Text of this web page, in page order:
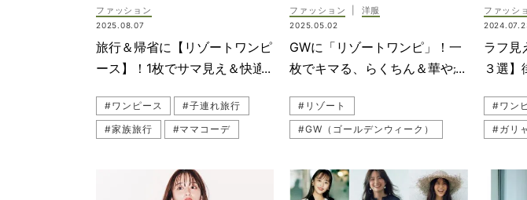
#水際ファッション
#シャツコーデ
#海外旅行
#子連れ旅行
#リゾートワンピ
ファッション
2025.08.07
旅行＆帰省に【リゾートワンピ
ース】！1枚でサマ見え＆快適
#ワンピース
#子連れ旅行
#家族旅行
#ママコーデ
#ワンピースコーデ
ファッション 洋服
2025.05.02
GWに「リゾートワンピ」！一
枚でキマる、らくちん＆華やか
#リゾート
#GW（ゴールデンウィーク）
#カジュアルコーデ
ファッシ
ラフ見
３選】
#ワン
#ガリ